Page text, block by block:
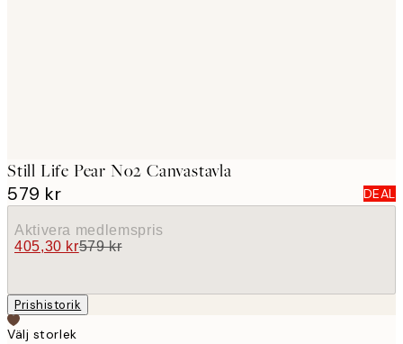
Still Life Pear No2 Canvastavla
579 kr DEAL
Aktivera medlemspris
405,30 kr579 kr
Prishistorik
Välj storlek